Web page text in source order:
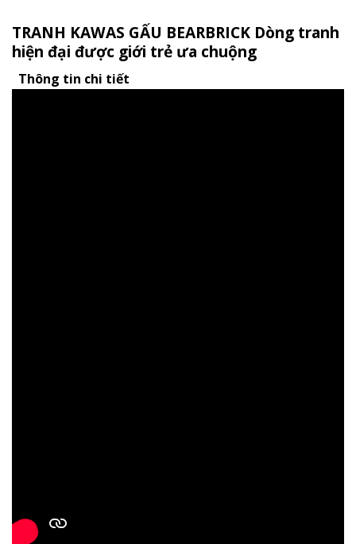
TRANH KAWAS GẤU BEARBRICK Dòng tranh
hiện đại được giới trẻ ưa chuộng
Thông tin chi tiết